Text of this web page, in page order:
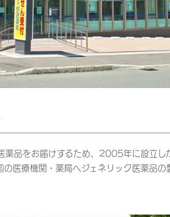
薬品をお届けするため、2005年に設立し
の医療機関・薬局へジェネリック医薬品